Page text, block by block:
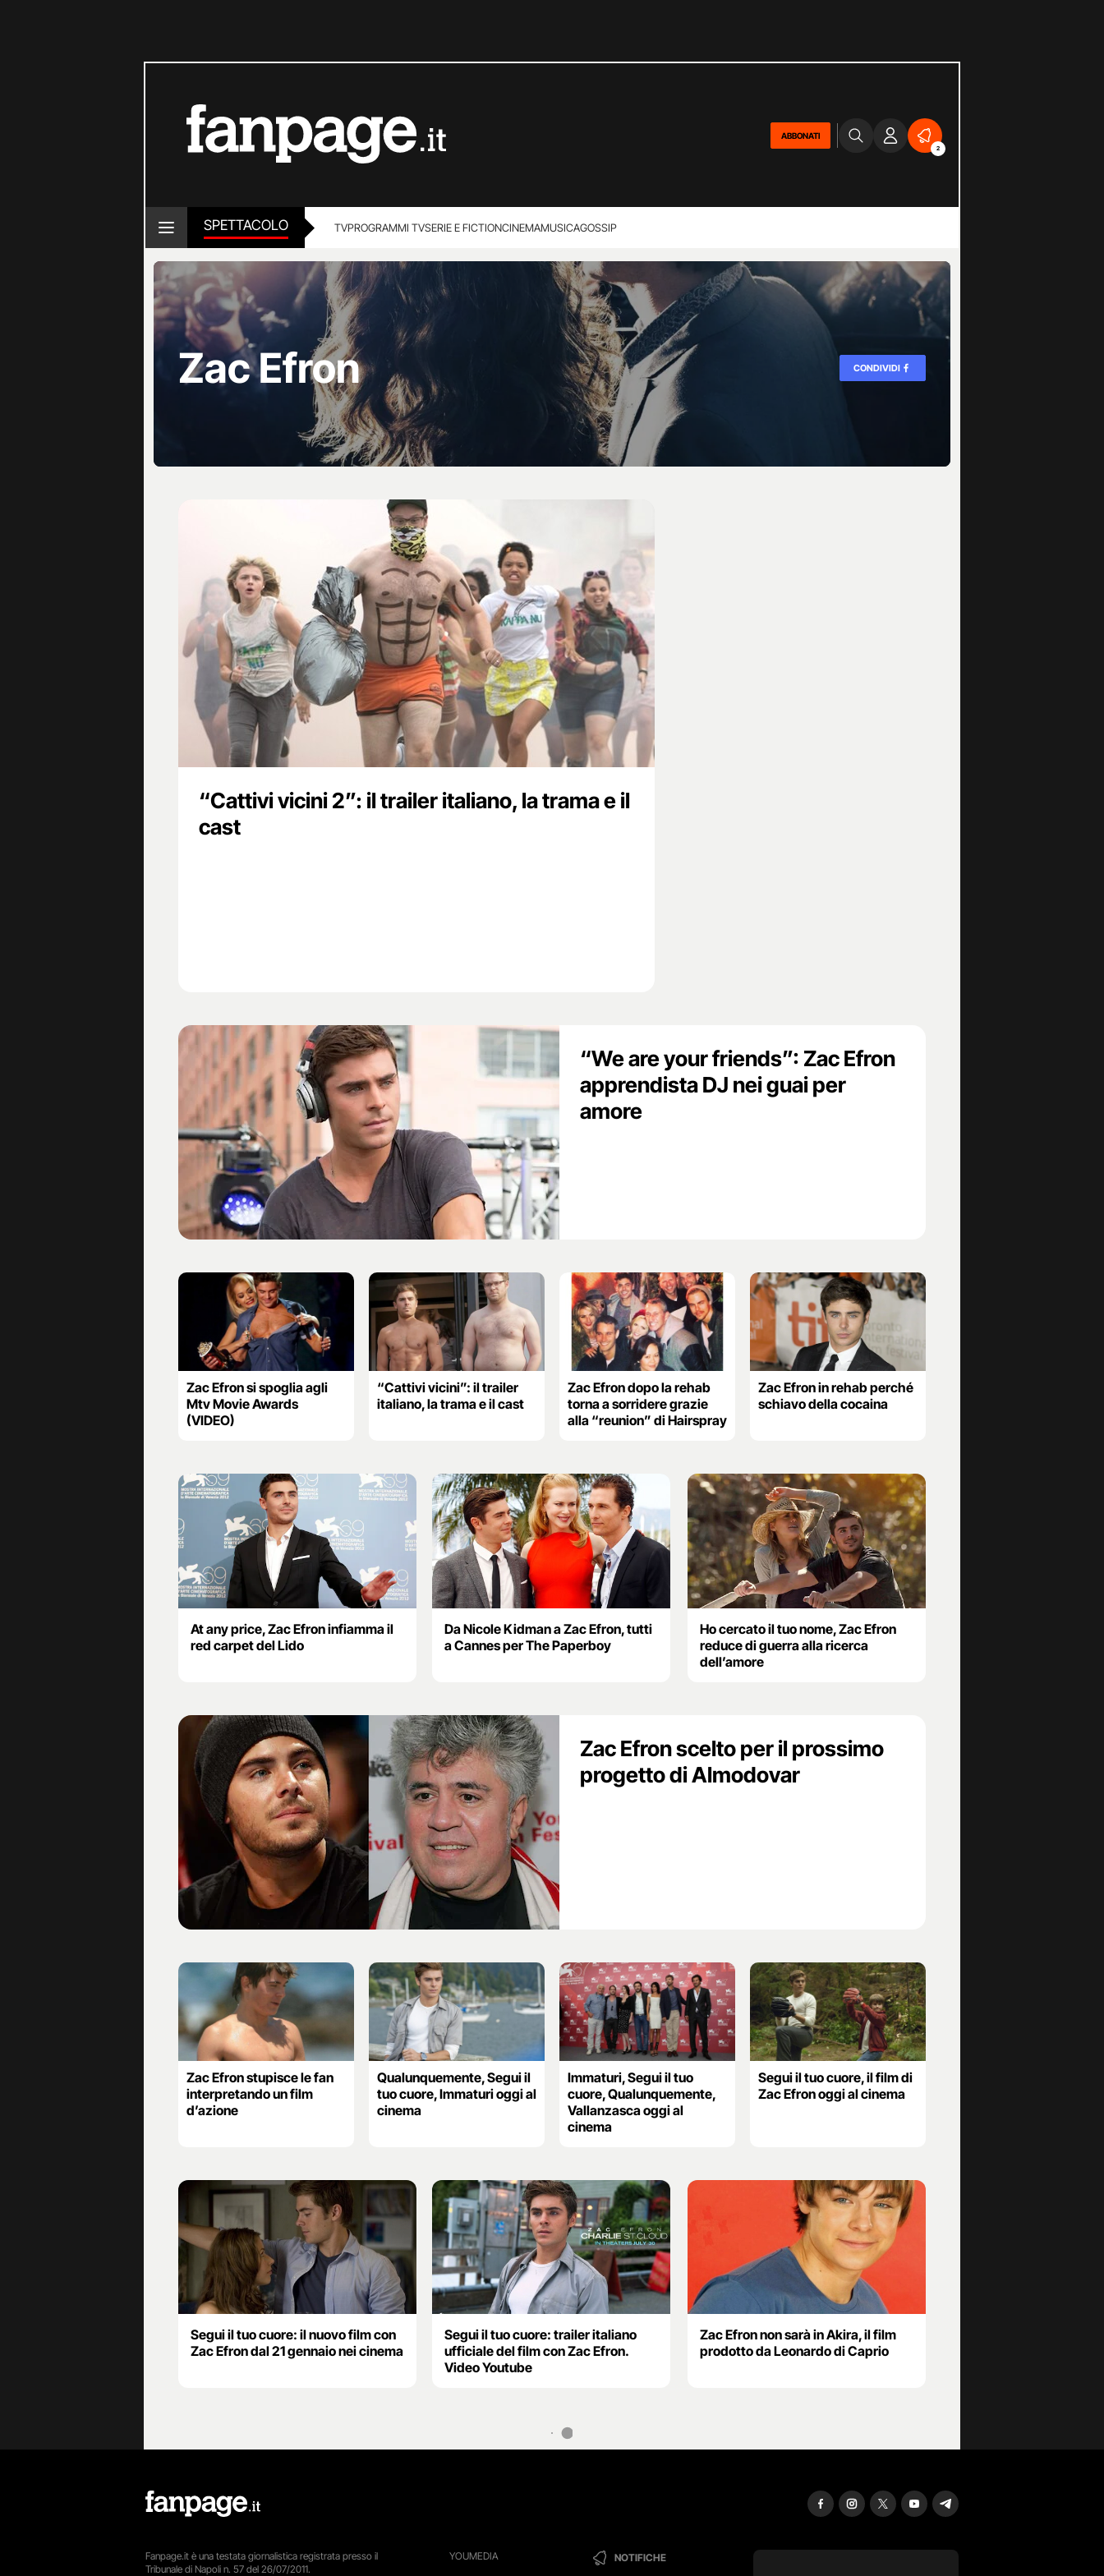
ABBONATI
2
SPETTACOLO TVPROGRAMMI TVSERIE E FICTIONCINEMAMUSICAGOSSIP
Zac Efron CONDIVIDI
“Cattivi vicini 2”: il trailer italiano, la trama e il
cast
“We are your friends”: Zac Efron
apprendista DJ nei guai per
amore
Zac Efron si spoglia agli
Mtv Movie Awards
(VIDEO)
“Cattivi vicini”: il trailer
italiano, la trama e il cast
Zac Efron dopo la rehab
torna a sorridere grazie
alla “reunion” di Hairspray
Zac Efron in rehab perché
schiavo della cocaina
At any price, Zac Efron infiamma il
red carpet del Lido
Da Nicole Kidman a Zac Efron, tutti
a Cannes per The Paperboy
Ho cercato il tuo nome, Zac Efron
reduce di guerra alla ricerca
dell’amore
Zac Efron scelto per il prossimo
progetto di Almodovar
Zac Efron stupisce le fan
interpretando un film
d’azione
Qualunquemente, Segui il
tuo cuore, Immaturi oggi al
cinema
Immaturi, Segui il tuo
cuore, Qualunquemente,
Vallanzasca oggi al
cinema
Segui il tuo cuore, il film di
Zac Efron oggi al cinema
Segui il tuo cuore: il nuovo film con
Zac Efron dal 21 gennaio nei cinema
Segui il tuo cuore: trailer italiano
ufficiale del film con Zac Efron.
Video Youtube
Zac Efron non sarà in Akira, il film
prodotto da Leonardo di Caprio
YOUMEDIA NOTIFICHE
Fanpage.it è una testata giornalistica registrata presso il
Tribunale di Napoli n. 57 del 26/07/2011.